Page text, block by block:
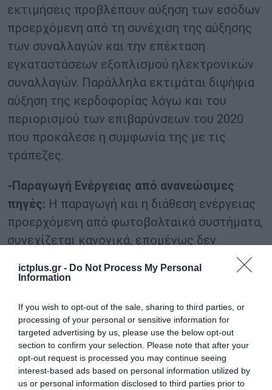
ictplus.gr - Do Not Process My Personal
Information
If you wish to opt-out of the sale, sharing to third parties, or
processing of your personal or sensitive information for
targeted advertising by us, please use the below opt-out
section to confirm your selection. Please note that after your
opt-out request is processed you may continue seeing
interest-based ads based on personal information utilized by
us or personal information disclosed to third parties prior to
εκτιμήσεις προβλέπουν αύξηση των εσόδων
προερχόμενη από τη συνέχιση της αύξησης
των συναλλαγών και την επέκταση
εγκαταστάσεων εξοπλισμού ηλεκτρονικών
συναλλαγών. Παράλληλα εκτιμάται διψήφια
αύξηση της κερδοφορίας λόγω και του
περιορισμού των επιβαρύνσεων του 2020
που προκάλεσε η συμφωνία της με τις
τράπεζες.
-Παραγωγή Ενέργειας από ανανεώσιμες
πηγές: H παραγωγή και η διάθεση ενέργειας
προερχόμενη από φωτοβολταϊκά συστήματα,
συνεχίζεται κανονικά, επομένως δεν
κρίση του Covid-19 στη λειτουργία και τα
εκτιμήσεις προβλέπουν ήπια ανάπτυξη,
προερχόμενη κυρίως από τις επενδύσεις
του 2020 ενώ περαιτέρω ανάπτυξη θα έλθει
μέσω νέων επενδύσεων.